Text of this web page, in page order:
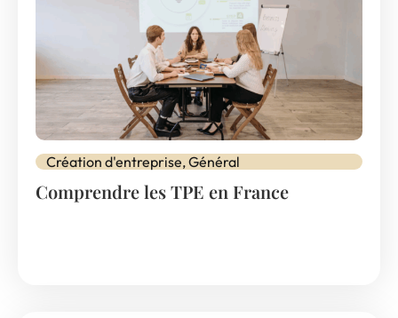
Création d'entreprise,Général
Comprendre les TPE en France